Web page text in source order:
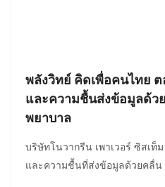
พลังวิทย์ คิดเพื่อคนไทย
และความชื้นส่งข้อมูลด้ว
พยาบาล
บริษัทโนวากรีน เพาเวอร์ ซิสเ
และความชื้นที่ส่งข้อมูลด้วยคลื่น